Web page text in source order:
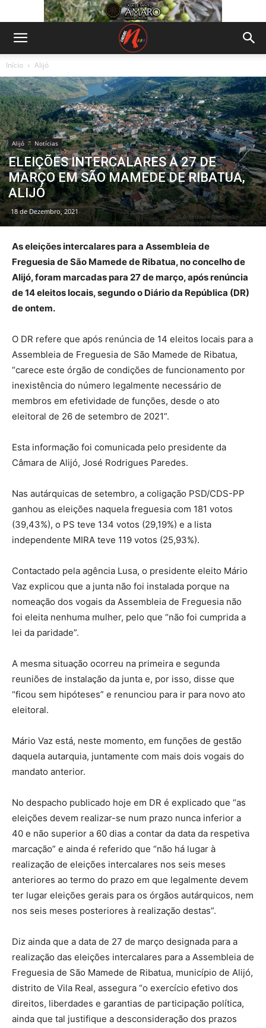
Início Alijó
Alijó Notícias
ELEIÇÕES INTERCALARES A 27 DE
MARÇO EM SÃO MAMEDE DE RIBATUA,
ALIJÓ
18 de Dezembro, 2021
As eleições intercalares para a Assembleia de
Freguesia de São Mamede de Ribatua, no concelho de
Alijó, foram marcadas para 27 de março, após renúncia
de 14 eleitos locais, segundo o Diário da República (DR)
de ontem.
O DR refere que após renúncia de 14 eleitos locais para a
Assembleia de Freguesia de São Mamede de Ribatua,
“carece este órgão de condições de funcionamento por
inexistência do número legalmente necessário de
membros em efetividade de funções, desde o ato
eleitoral de 26 de setembro de 2021”.
Esta informação foi comunicada pelo presidente da
Câmara de Alijó, José Rodrigues Paredes.
Nas autárquicas de setembro, a coligação PSD/CDS-PP
ganhou as eleições naquela freguesia com 181 votos
(39,43%), o PS teve 134 votos (29,19%) e a lista
independente MIRA teve 119 votos (25,93%).
Contactado pela agência Lusa, o presidente eleito Mário
Vaz explicou que a junta não foi instalada porque na
nomeação dos vogais da Assembleia de Freguesia não
foi eleita nenhuma mulher, pelo que “não foi cumprida a
lei da paridade”.
A mesma situação ocorreu na primeira e segunda
reuniões de instalação da junta e, por isso, disse que
“ficou sem hipóteses” e renunciou para ir para novo ato
eleitoral.
Mário Vaz está, neste momento, em funções de gestão
daquela autarquia, juntamente com mais dois vogais do
mandato anterior.
No despacho publicado hoje em DR é explicado que “as
eleições devem realizar-se num prazo nunca inferior a
40 e não superior a 60 dias a contar da data da respetiva
marcação” e ainda é referido que “não há lugar à
realização de eleições intercalares nos seis meses
anteriores ao termo do prazo em que legalmente devem
ter lugar eleições gerais para os órgãos autárquicos, nem
nos seis meses posteriores à realização destas”.
Diz ainda que a data de 27 de março designada para a
realização das eleições intercalares para a Assembleia de
Freguesia de São Mamede de Ribatua, município de Alijó,
distrito de Vila Real, assegura “o exercício efetivo dos
direitos, liberdades e garantias de participação política,
ainda que tal justifique a desconsideração dos prazos